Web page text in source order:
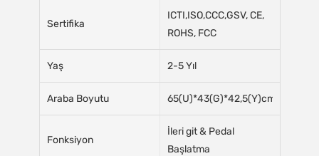
Sertifika
ICTI,ISO,CCC,GSV, CE,
ROHS, FCC
Yaş 2-5 Yıl
Araba Boyutu 65(U)*43(G)*42,5(Y)cm
Fonksiyon
İleri git & Pedal
Başlatma